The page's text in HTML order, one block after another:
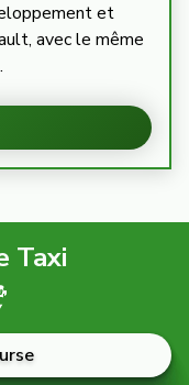
et
avec le même
Taxi